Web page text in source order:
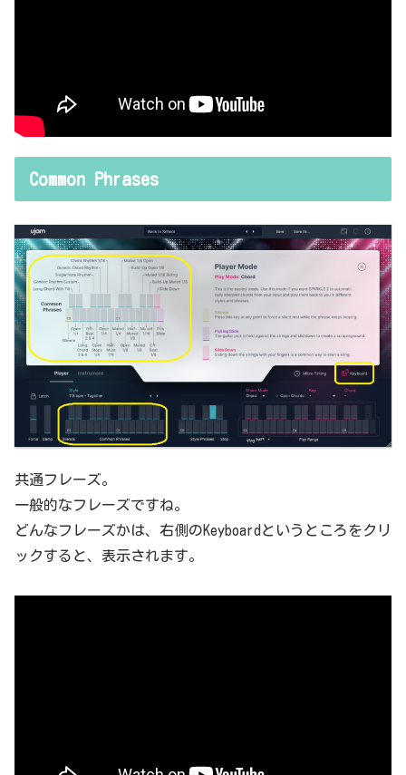
Common Phrases
共通フレーズ。
一般的なフレーズですね。
どんなフレーズかは、右側のKeyboardというところをクリ
ックすると、表示されます。